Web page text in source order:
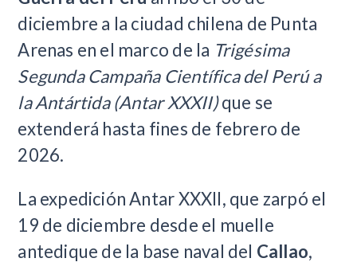
diciembre a la ciudad chilena de Punta
Arenas en el marco de la Trigésima
Segunda Campaña Científica del Perú a
la Antártida (Antar XXXII)que se
extenderá hasta fines de febrero de
2026.
La expedición Antar XXXII, que zarpó el
19 de diciembre desde el muelle
antedique de la base naval del Callao,